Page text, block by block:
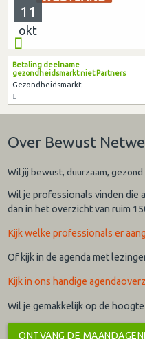
11
okt
Betaling deelname
gezondheidsmarkt niet Partners
Gezondheidsmarkt
Over Bewust
Wil jij bewust, duurzaam,
Wil je professionals vinden die
dan in het overzicht van ruim
Kijk welke professionals er
Of kijk in de agenda met
​Kijk in ons handige
Wil je gemakkelijk op de
ONTVANG DE